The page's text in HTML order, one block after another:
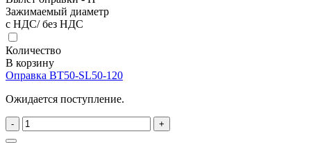
Зажимаемый диаметр
с НДС/ без НДС
Количество
В корзину
Оправка BT50-SL50-120
Ожидается поступление.
- +